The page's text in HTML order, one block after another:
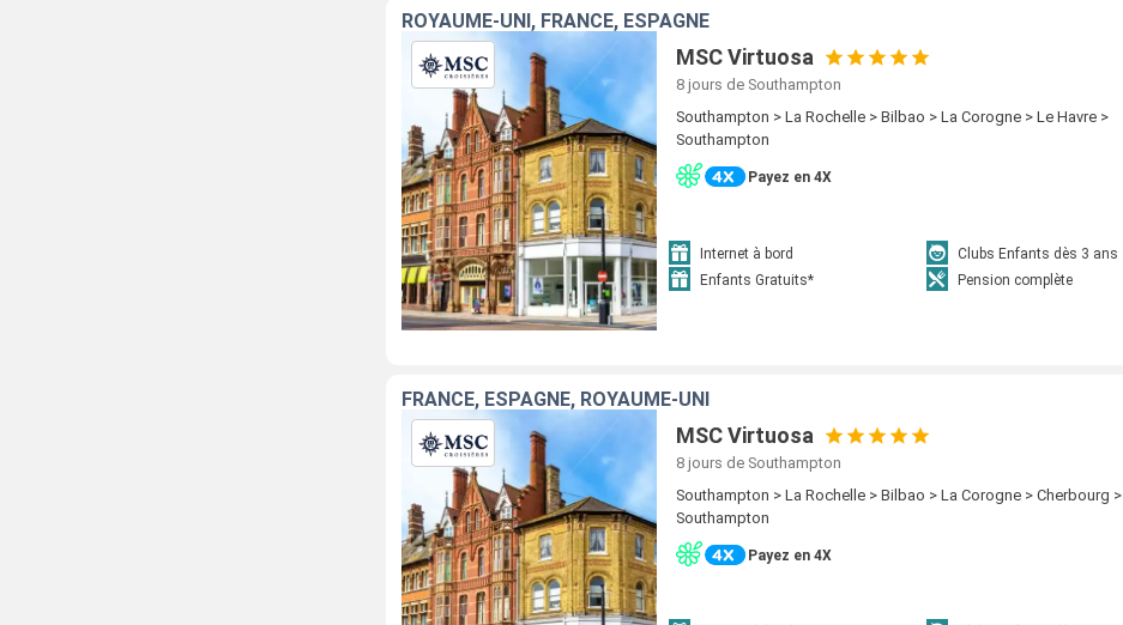
ROYAUME-UNI, FRANCE, ESPAGNE
MSC Virtuosa
8 jours de Southampton
Southampton > La Rochelle > Bilbao > La Corogne > Le Havre >
Southampton
Payez en 4X
Internet à bord
Clubs Enfants dès 3 ans
Enfants Gratuits*
Pension complète
FRANCE, ESPAGNE, ROYAUME-UNI
MSC Virtuosa
8 jours de Southampton
Southampton > La Rochelle > Bilbao > La Corogne > Cherbourg >
Southampton
Payez en 4X